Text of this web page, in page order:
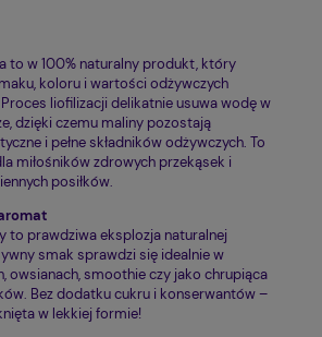
to w 100% naturalny produkt, który
koloru i wartości odżywczych
liofilizacji delikatnie usuwa wodę w
dzięki czemu maliny pozostają
i pełne składników odżywczych. To
miłośników zdrowych przekąsek i
posiłków.
to prawdziwa eksplozja naturalnej
smak sprawdzi się idealnie w
owsianach, smoothie czy jako chrupiąca
Bez dodatku cukru i konserwantów –
w lekkiej formie!